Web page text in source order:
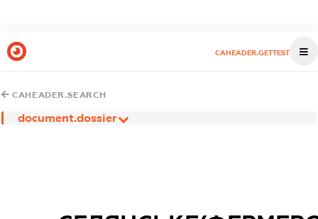
CAHEADER.GETTEST
CAHEADER.SEARCH
document.dossier